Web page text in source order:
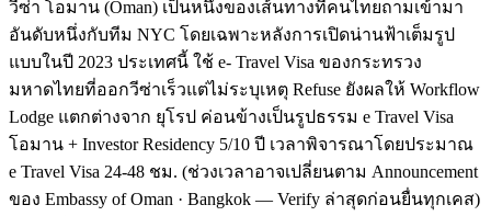
วีซ่า โอมาน (Oman) เป็นหนึ่งของเส้นทางที่คนไทยถามเข้ามา
อันดับหนึ่งกับทีม NYC โดยเฉพาะหลังการเปิดน่านฟ้าเต็มรูป
แบบในปี 2023 ประเทศนี้ ใช้ e- Travel Visa ของกระทรวง
มหาดไทยที่ออกวีซ่าเร็วแต่ไม่ระบุเหตุ Refuse ยังผลให้ Workflow
Lodge แตกต่างจาก ยุโรป ค่อนข้างเป็นรูปธรรม e Travel Visa
โอมาน + Investor Residency 5/10 ปี เวลาพิจารณาโดยประมาณ
e Travel Visa 24-48 ชม. (ช่วงเวลาอาจเปลี่ยนตาม Announcement
ของ Embassy of Oman · Bangkok — Verify ล่าสุดก่อนยื่นทุกเคส)